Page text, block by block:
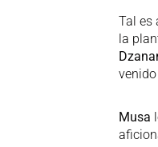
Tal es
la
Musa